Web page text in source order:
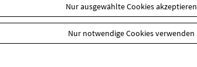
Nur ausgewählte Cookies akzeptieren
Nur notwendige Cookies verwenden